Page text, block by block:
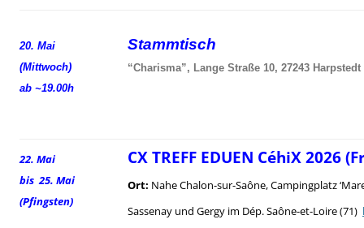
20. Mai
(Mittwoch)
ab ~19.00h
Stammtisch
“Charisma”, Lange Straße 10, 27243 Harpstedt
22. Mai
bis 25. Mai
(Pfingsten)
CX TREFF EDUEN CéhiX 2026
Ort: Nahe Chalon-sur-Saône, Campingplatz
Sassenay und Gergy im Dép. Saône-et-Loire (71)